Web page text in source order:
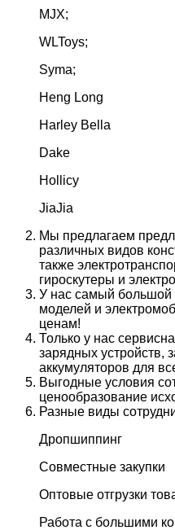
MJX;
WLToys;
Syma;
Heng Long
Harley Bella
Dake
Hollicy
JiaJia
Мы предлагаем
различных видов
также
гироскутеры и
У нас самый
моделей и
ценам!
Только у нас
зарядных устройств,
аккумуляторов для
Выгодные условия
ценообразование
Разные виды
Дропшиппинг
Совместные закупки
Оптовые отгрузки
Работа с большими